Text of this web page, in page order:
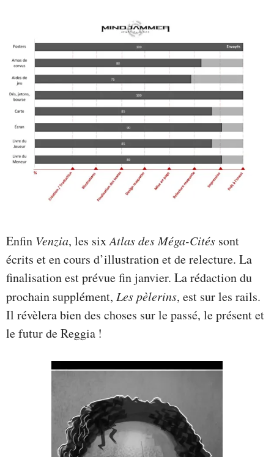
Enfin Venzia, les sixAtlas des Méga-Cités sont
écrits et en cours d’illustration et de relecture. La
finalisation est prévue fin janvier. La rédaction du
prochain supplément, Les pèlerins, est sur les rails.
Il révèlera bien des choses sur le passé, le présent et
le futur de Reggia !